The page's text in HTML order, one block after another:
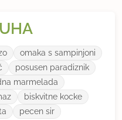
omaka s sampinjoni
posusen paradiznik
marmelada
biskvitne kocke
pecen sir